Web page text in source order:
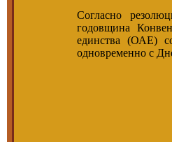
Согласно
годовщина
единства (ОАЕ)
одновременно с